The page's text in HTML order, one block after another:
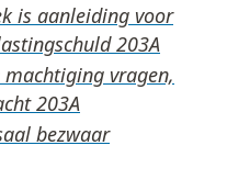
is aanleiding voor
vragen,
bezwaar